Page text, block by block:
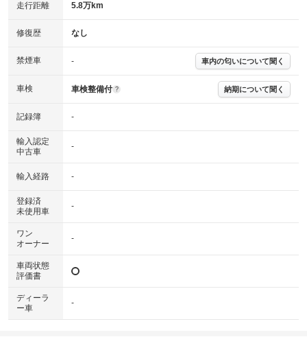
修復歴 詳細は鑑定書をご確認ください。
※グー鑑定は保証サービスではございません。購入時は必ず現車をご確認
※実際にお渡しするコンディションチェックシートにつきましては、形式
※グー鑑定の評価はあくまでも記載している鑑定日の鑑定結果となりま
す。車両情報等の詳細は各販売店へお問い合わせ下さい。
走行距離 5.8万km
修復歴 なし
禁煙車 - 車内の匂いについて聞く
車検 車検整備付 ? 納期について聞く
記録簿 -
輸入認定
中古車
-
輸入経路 -
登録済
未使用車
-
ワン
オーナー
-
車両状態
評価書
ディーラ
ー車
-